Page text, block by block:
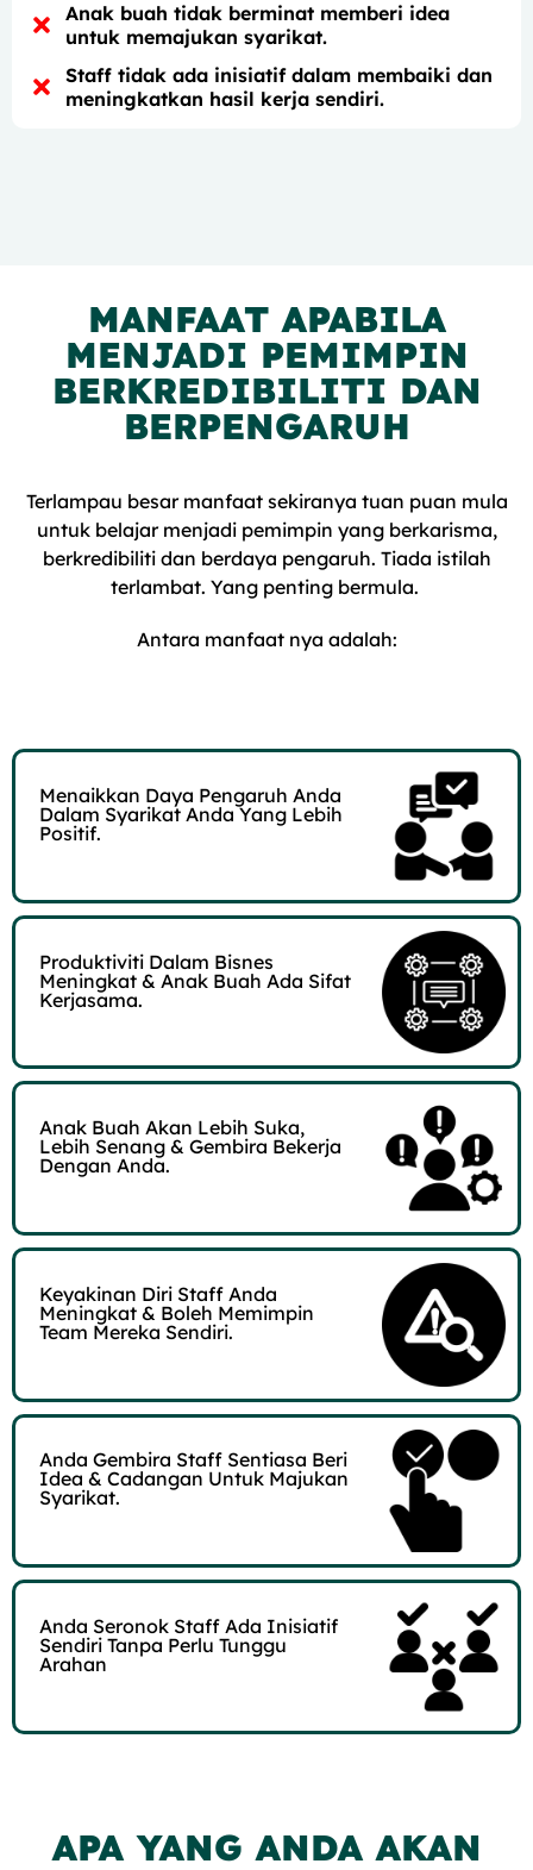
Anak buah tidak berminat memberi idea
untuk memajukan syarikat.
Staff tidak ada inisiatif dalam membaiki dan
meningkatkan hasil kerja sendiri.
MANFAAT APABILA
MENJADI PEMIMPIN
BERKREDIBILITI DAN
BERPENGARUH
Terlampau besar manfaat sekiranya tuan puan mula
untuk belajar menjadi pemimpin yang berkarisma,
berkredibiliti dan berdaya pengaruh. Tiada istilah
terlambat. Yang penting bermula.
Antara manfaat nya adalah:
Menaikkan Daya Pengaruh Anda
Dalam Syarikat Anda Yang Lebih
Positif.​
Produktiviti Dalam Bisnes
Meningkat & Anak Buah Ada Sifat
Kerjasama.
Anak Buah Akan Lebih Suka,
Lebih Senang & Gembira Bekerja
Dengan Anda.​
Keyakinan Diri Staff Anda
Meningkat & Boleh Memimpin
Team Mereka Sendiri.​
Anda Gembira Staff Sentiasa Beri
Idea & Cadangan Untuk Majukan
Syarikat.​
Anda Seronok Staff Ada Inisiatif
Sendiri Tanpa Perlu Tunggu
Arahan​
APA YANG ANDA AKAN